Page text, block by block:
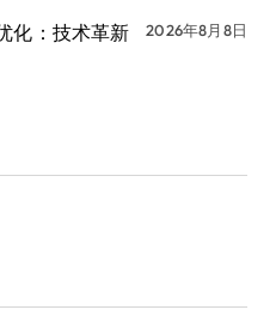
化：技术革新
2026年8月8日